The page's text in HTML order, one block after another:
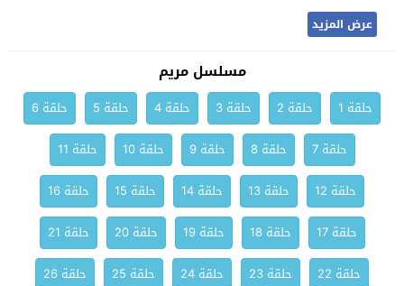
عرض المزيد
مسلسل مريم
حلقة 1 حلقة 2 حلقة 3 حلقة 4 حلقة 5
حلقة 6
حلقة 7
حلقة 8 حلقة 9 حلقة 10
حلقة 11
حلقة 12
حلقة 13 حلقة 14 حلقة 15
حلقة 16
حلقة 17
حلقة 18 حلقة 19 حلقة 20
حلقة 21
حلقة 22
حلقة 23 حلقة 24 حلقة 25
حلقة 26